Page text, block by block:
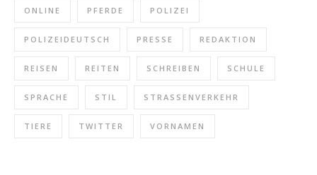
ONLINE PFERDE POLIZEI
POLIZEIDEUTSCH PRESSE REDAKTION
REISEN REITEN SCHREIBEN SCHULE
SPRACHE STIL STRASSENVERKEHR
TIERE TWITTER VORNAMEN